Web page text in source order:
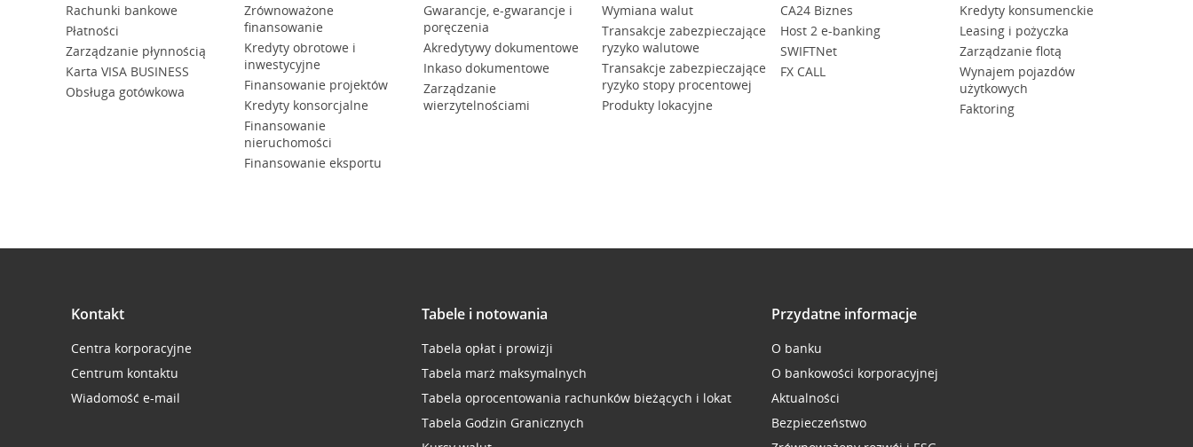
Rachunki bankowe
Płatności
Zarządzanie płynnością
Karta VISA BUSINESS
Obsługa gotówkowa
Zrównoważone
finansowanie
Kredyty obrotowe i
inwestycyjne
Finansowanie projektów
Kredyty konsorcjalne
Finansowanie
nieruchomości
Finansowanie eksportu
Gwarancje, e-gwarancje i
poręczenia
Akredytywy dokumentowe
Inkaso dokumentowe
Zarządzanie
wierzytelnościami
Wymiana walut
Transakcje zabezpieczające
ryzyko walutowe
Transakcje zabezpieczające
ryzyko stopy procentowej
Produkty lokacyjne
CA24 Biznes
Host 2 e-banking
SWIFTNet
FX CALL
Kredyty konsumenckie
Leasing i pożyczka
Zarządzanie flotą
Wynajem pojazdów
użytkowych
Faktoring
Kontakt
Centra korporacyjne
Centrum kontaktu
Wiadomość e-mail
Tabele i notowania
Tabela opłat i prowizji
Tabela marż maksymalnych
Tabela oprocentowania rachunków bieżących i lokat
Tabela Godzin Granicznych
Przydatne informacje
O banku
O bankowości korporacyjnej
Aktualności
Bezpieczeństwo